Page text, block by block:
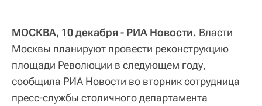
МОСКВА, 10 декабря - РИА Новости. Власти
Москвы планируют провести реконструкцию
площади Революции в следующем году,
сообщила РИА Новости во вторник сотрудница
пресс-службы столичного департамента